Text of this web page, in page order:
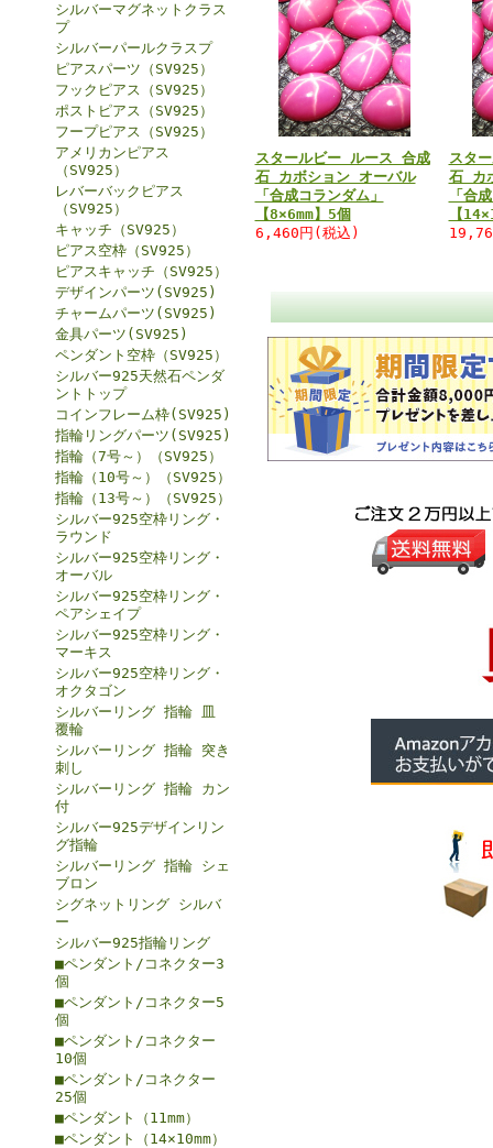
シルバーマグネットクラス
プ
シルバーパールクラスプ
ピアスパーツ（SV925）
フックピアス（SV925）
ポストピアス（SV925）
フープピアス（SV925）
アメリカンピアス
（SV925）
レバーバックピアス
（SV925）
キャッチ（SV925）
ピアス空枠（SV925）
ピアスキャッチ（SV925）
デザインパーツ(SV925)
チャームパーツ(SV925)
金具パーツ(SV925)
ペンダント空枠（SV925）
シルバー925天然石ペンダ
ントトップ
コインフレーム枠(SV925)
指輪リングパーツ(SV925)
指輪（7号～）（SV925）
指輪（10号～）（SV925）
指輪（13号～）（SV925）
シルバー925空枠リング・
ラウンド
シルバー925空枠リング・
オーバル
シルバー925空枠リング・
ペアシェイプ
シルバー925空枠リング・
マーキス
シルバー925空枠リング・
オクタゴン
シルバーリング 指輪 皿
覆輪
シルバーリング 指輪 突き
刺し
シルバーリング 指輪 カン
付
シルバー925デザインリン
グ指輪
シルバーリング 指輪 シェ
ブロン
シグネットリング シルバ
ー
シルバー925指輪リング
■ペンダント/コネクター3
個
■ペンダント/コネクター5
個
■ペンダント/コネクター
10個
■ペンダント/コネクター
25個
■ペンダント（11mm）
■ペンダント（14×10mm）
スタールビー ルース 合成
石 カボション オーバル
「合成コランダム」
【8×6mm】5個
6,460円(税込)
スタ
石 カ
「合
【